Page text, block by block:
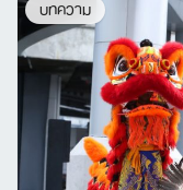
บทความ